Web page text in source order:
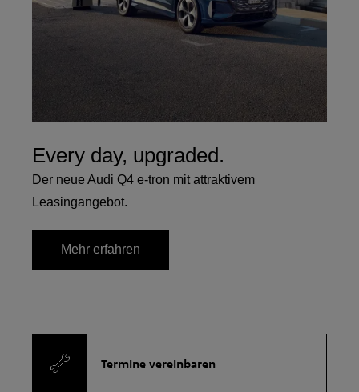
Every day, upgraded.
Der neue Audi Q4 e-tron mit attraktivem
Leasingangebot.
Mehr erfahren
Termine vereinbaren